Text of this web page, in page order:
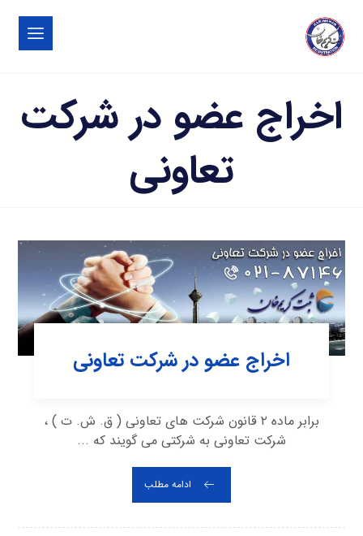
اخراج عضو در شرکت
تعاونی
اخراج عضو در شرکت تعاونی
برابر ماده ۲ قانون شرکت های تعاونی ( ق. ش. ت ) ،
شرکت تعاونی به شرکتی می گویند که ...
ادامه مطلب